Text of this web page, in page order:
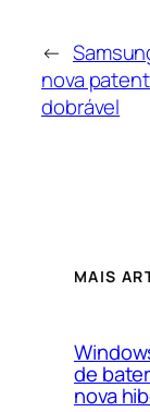
←
nova
dobrável
MAIS
de
nova